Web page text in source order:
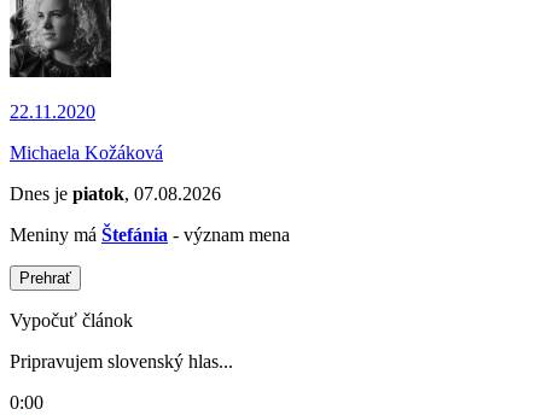
22.11.2020
Michaela Kožáková
Dnes je piatok, 07.08.2026
Meniny má Štefánia - význam mena
Prehrať
Vypočuť článok
Pripravujem slovenský hlas...
0:00